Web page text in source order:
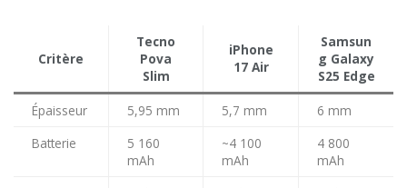
Critère
Tecno
Pova
Slim
iPhone
17 Air
Samsun
g Galaxy
S25 Edge
Épaisseur
5,95 mm 5,7 mm
6 mm
Batterie
5 160
mAh
~4 100
mAh
4 800
mAh